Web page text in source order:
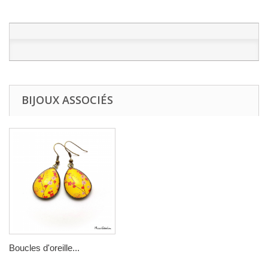
BIJOUX ASSOCIÉS
Boucles d'oreille...